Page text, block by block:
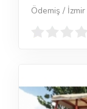
Ödemiş / İzmir